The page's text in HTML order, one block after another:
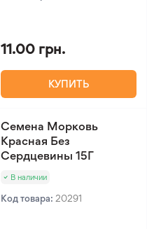
11.00 грн.
КУПИТЬ
Семена Морковь
Красная Без
Сердцевины 15Г
В наличии
Код товара: 20291